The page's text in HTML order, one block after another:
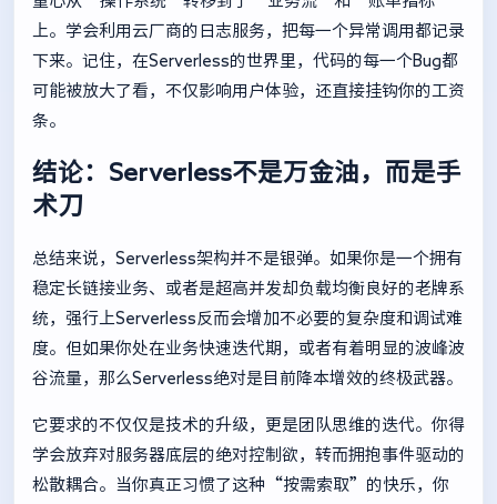
上。学会利用云厂商的日志服务，把每一个异常调用都记录
下来。记住，在Serverless的世界里，代码的每一个Bug都
可能被放大了看，不仅影响用户体验，还直接挂钩你的工资
条。
结论：Serverless不是万金油，而是手
术刀
总结来说，Serverless架构并不是银弹。如果你是一个拥有
稳定长链接业务、或者是超高并发却负载均衡良好的老牌系
统，强行上Serverless反而会增加不必要的复杂度和调试难
度。但如果你处在业务快速迭代期，或者有着明显的波峰波
谷流量，那么Serverless绝对是目前降本增效的终极武器。
它要求的不仅仅是技术的升级，更是团队思维的迭代。你得
学会放弃对服务器底层的绝对控制欲，转而拥抱事件驱动的
松散耦合。当你真正习惯了这种“按需索取”的快乐，你